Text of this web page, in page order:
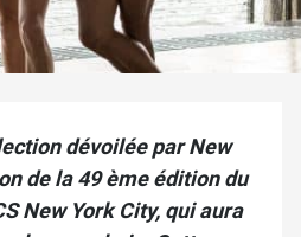
dévoilée par New
de la 49 ème édition du
New York City, qui aura